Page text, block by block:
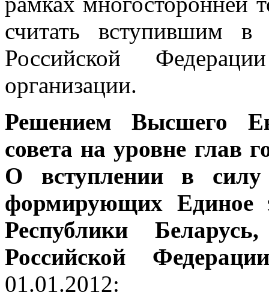
считать вступившим
Российской
организации.
Решением Высшего
совета на уровне глав
О вступлении в силу
формирующих Единое
Республики
Российской
01.01.2012: